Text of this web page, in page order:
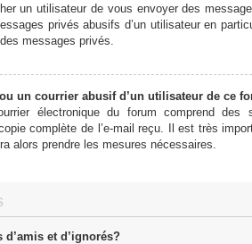
un utilisateur de vous envoyer des
privés abusifs d’un utilisateur en
messages privés.
un courrier abusif d’un utilisateur de ce
électronique du forum comprend
complète de l’e-mail reçu. Il est très
alors prendre les mesures nécessaires.
et d’ignorés?